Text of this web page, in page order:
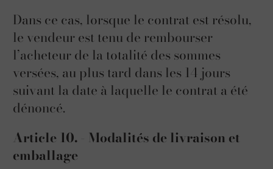
Dans ce cas, lorsque le contrat est résolu,
le vendeur est tenu de rembourser
l’acheteur de la totalité des sommes
versées, au plus tard dans les 14 jours
suivant la date à laquelle le contrat a été
dénoncé.
Article 10. - Modalités de livraison et
emballage